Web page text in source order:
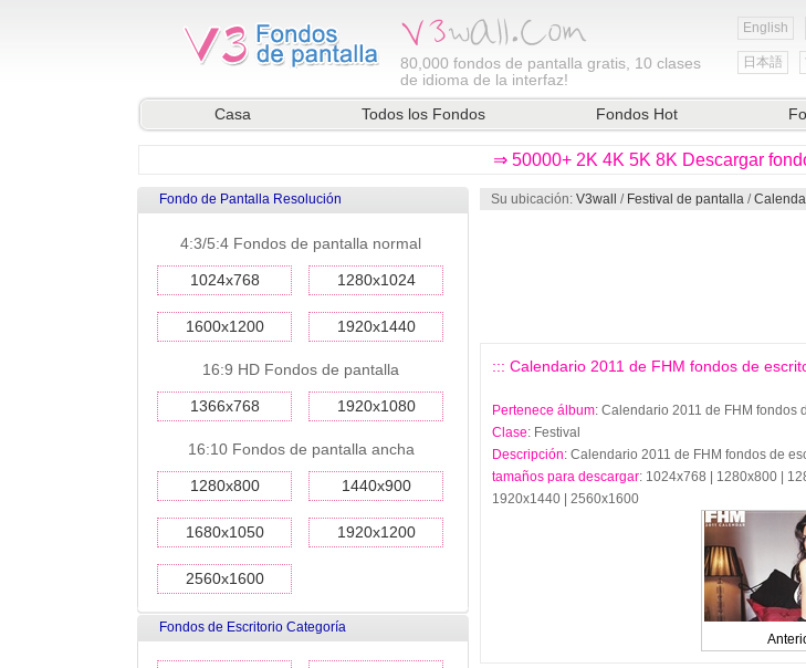
80,000 fondos de pantalla gratis, 10 clases
de idioma de la interfaz!
English
日本語
Casa Todos los Fondos Fondos Hot
⇒ 50000+ 2K 4K 5K 8K Descargar
Fondo de Pantalla Resolución
4:3/5:4 Fondos de pantalla normal
1024x768 1280x1024
1600x1200 1920x1440
16:9 HD Fondos de pantalla
1366x768 1920x1080
16:10 Fondos de pantalla ancha
1280x800 1440x900
1680x1050 1920x1200
2560x1600
Fondos de Escritorio Categoría
Su ubicación: V3wall / Festival de pantalla /
::: Calendario 2011 de FHM fondos de
Pertenece álbum: Calendario 2011 de FHM fondos
Clase: Festival
Descripción: Calendario 2011 de FHM fondos de
tamaños para descargar: 1024x768 | 1280x800 |
1920x1440 | 2560x1600